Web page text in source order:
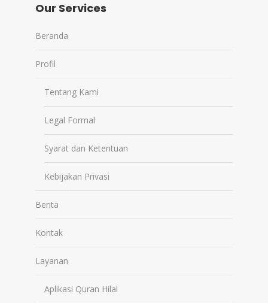
Our Services
Beranda
Profil
Tentang Kami
Legal Formal
Syarat dan Ketentuan
Kebijakan Privasi
Berita
Kontak
Layanan
Aplikasi Quran Hilal